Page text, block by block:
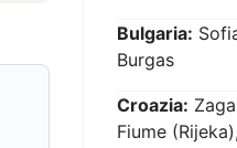
Bulgaria:
Burgas
Croazia:
Fiume